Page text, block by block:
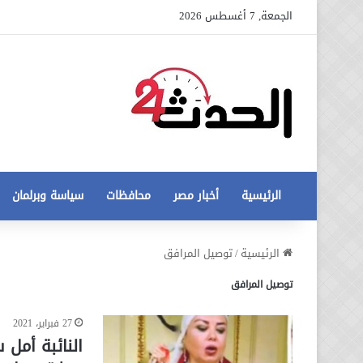
الجمعة, 7 أغسطس 2026
الرئيسية أخبار مصر محافظات سياسة وبرلمان
الرئيسية/توصيل المرافق
توصيل المرافق
27 فبراير، 2021
النائبة
عاجل
أزمة
مخالفات
البناء
12 أغسطس، 2020
عاجل تطورات جديدة في